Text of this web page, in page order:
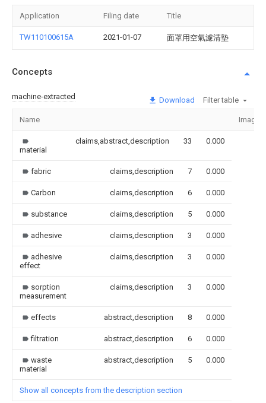
Application Filing date Title
TW110100615A 2021-01-07 面罩用空氣濾清墊
Concepts
machine-extracted Download Filter table
Name Image
material
claims,abstract,description 33 0.000
fabric claims,description 7 0.000
Carbon claims,description 6 0.000
substance claims,description 5 0.000
adhesive claims,description 3 0.000
adhesive
effect
claims,description 3 0.000
sorption
measurement
claims,description 3 0.000
effects abstract,description 8 0.000
filtration abstract,description 6 0.000
waste
material
abstract,description 5 0.000
Show all concepts from the description section